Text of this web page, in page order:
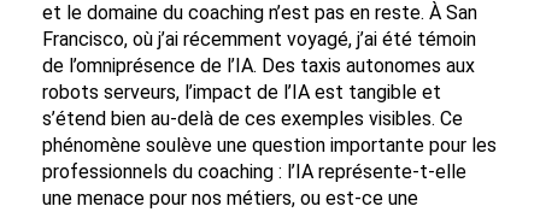
et le domaine du coaching n’est pas en reste. À San
Francisco, où j’ai récemment voyagé, j’ai été témoin
de l’omniprésence de l’IA. Des taxis autonomes aux
robots serveurs, l’impact de l’IA est tangible et
s’étend bien au-delà de ces exemples visibles. Ce
phénomène soulève une question importante pour les
professionnels du coaching : l’IA représente-t-elle
une menace pour nos métiers, ou est-ce une